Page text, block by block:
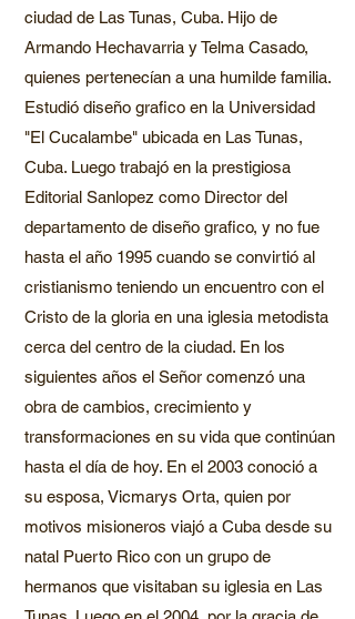
ciudad de Las Tunas, Cuba. Hijo de
Armando Hechavarria y Telma Casado,
quienes pertenecían a una humilde familia.
Estudió diseño grafico en la Universidad
"El Cucalambe" ubicada en Las Tunas,
Cuba. Luego trabajó en la prestigiosa
Editorial Sanlopez como Director del
departamento de diseño grafico, y no fue
hasta el año 1995 cuando se convirtió al
cristianismo teniendo un encuentro con el
Cristo de la gloria en una iglesia metodista
cerca del centro de la ciudad. En los
siguientes años el Señor comenzó una
obra de cambios, crecimiento y
transformaciones en su vida que continúan
hasta el día de hoy. En el 2003 conoció a
su esposa, Vicmarys Orta, quien por
motivos misioneros viajó a Cuba desde su
natal Puerto Rico con un grupo de
hermanos que visitaban su iglesia en Las